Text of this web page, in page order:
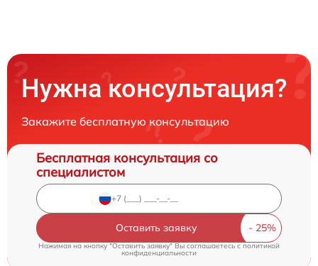
Нужна консультация?
Закажите бесплатную консультацию
Бесплатная консультация со
специалистом
Оставить заявку
Нажимая на кнопку "Оставить заявку" Вы соглашаетесь cполитикой
конфиденциальности